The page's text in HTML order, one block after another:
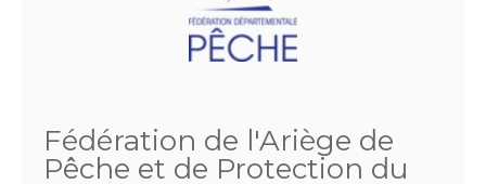
Fédération de l'Ariège de
Pêche et de Protection du